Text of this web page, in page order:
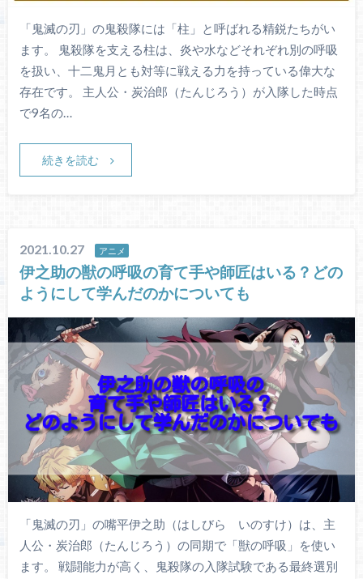
「鬼滅の刃」の鬼殺隊には「柱」と呼ばれる精鋭たちがい
ます。 鬼殺隊を支える柱は、炎や水などそれぞれ別の呼吸
を扱い、十二鬼月とも対等に戦える力を持っている偉大な
存在です。 主人公・炭治郎（たんじろう）が入隊した時点
で9名の…
続きを読む
2021.10.27 アニメ
伊之助の獣の呼吸の育て手や師匠はいる？どの
ようにして学んだのかについても
「鬼滅の刃」の嘴平伊之助（はしびら いのすけ）は、主
人公・炭治郎（たんじろう）の同期で「獣の呼吸」を使い
ます。 戦闘能力が高く、鬼殺隊の入隊試験である最終選別